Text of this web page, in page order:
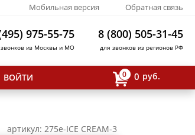
Мобильная версия Обратная связь
975-55-75
из Москвы и МО
8 (800) 505-31-45
для звонков из регионов РФ
ВОЙТИ 0 0 руб.
артикул: 275e-ICE CREAM-3